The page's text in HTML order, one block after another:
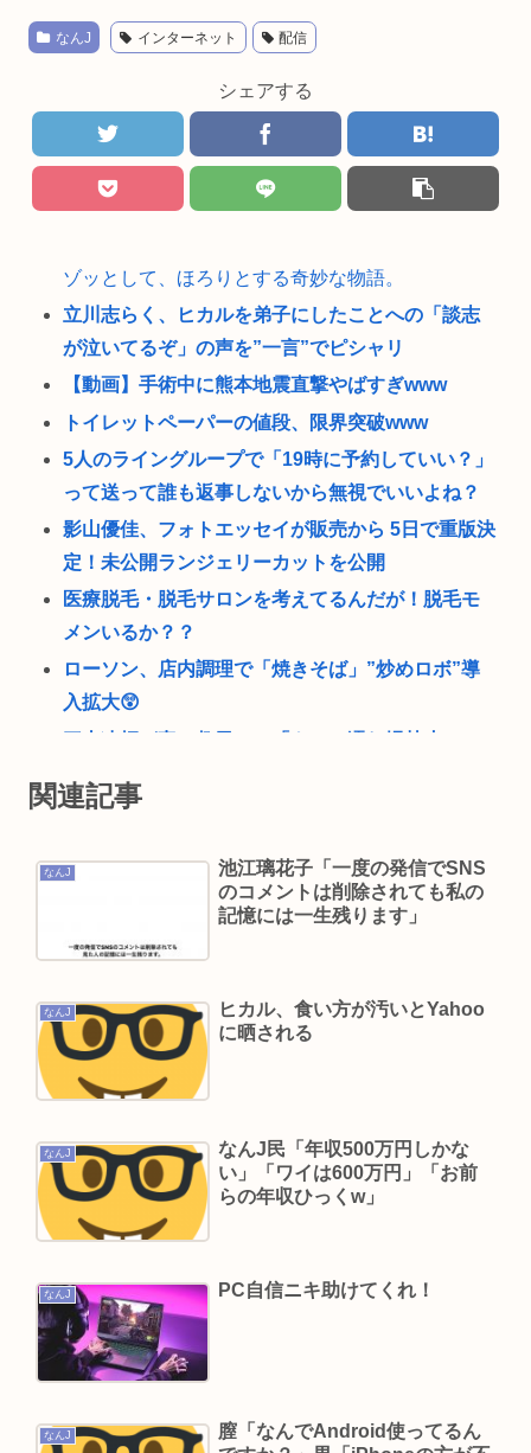
なんJ インターネット 配信
シェアする
ゾッとして、ほろりとする奇妙な物語。
立川志らく、ヒカルを弟子にしたことへの「談志
が泣いてるぞ」の声を”一言”でピシャリ
【動画】手術中に熊本地震直撃やばすぎwww
トイレットペーパーの値段、限界突破www
5人のライングループで「19時に予約していい？」
って送って誰も返事しないから無視でいいよね？
影山優佳、フォトエッセイが販売から 5日で重版決
定！未公開ランジェリーカットを公開
医療脱毛・脱毛サロンを考えてるんだが！脱毛モ
メンいるか？？
ローソン、店内調理で「焼きそば」”炒めロボ”導
入拡大😲
日密会《直撃後にもホテルへ…》
す。信じて下さい」 ←何でこの主張が通らない
(ヽ´ん`)「手術が始まった…大丈夫大丈夫落ち着
「ガンダムW」👈一人クソダサい機体がいるよな
48歳で貯金160万て普通？
地震の瞬間の手術室の防犯カメラが開示されてし
元TBS山本里菜アナ、離婚を報告 4年間の結婚生活
は「宝物」…「話し合いを重ねた結果」決断
日本の芸能人、続々と日本脱出
Powered by livedoor 相互RSS
関連記事
なんJ
池江璃花子「一度の発信でSNS
のコメントは削除されても私の
記憶には一生残ります」
なんJ
ヒカル、食い方が汚いとYahoo
に晒される
なんJ
なんJ民「年収500万円しかな
い」「ワイは600万円」「お前
らの年収ひっくw」
なんJ PC自信ニキ助けてくれ！
なんJ
膣「なんでAndroid使ってるん